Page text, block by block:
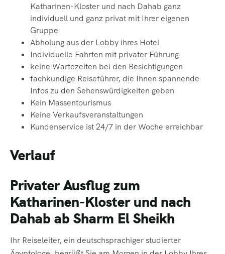
Katharinen-Kloster und nach Dahab ganz
individuell und ganz privat mit Ihrer eigenen
Gruppe
Abholung aus der Lobby ihres Hotel
Individuelle Fahrten mit privater Führung
keine Wartezeiten bei den Besichtigungen
fachkundige Reiseführer, die Ihnen spannende
Infos zu den Sehenswürdigkeiten geben
Kein Massentourismus
Keine Verkaufsveranstaltungen
Kundenservice ist 24/7 in der Woche erreichbar
Verlauf
Privater Ausflug zum
Katharinen-Kloster und nach
Dahab ab Sharm El Sheikh
Ihr Reiseleiter, ein deutschsprachiger studierter